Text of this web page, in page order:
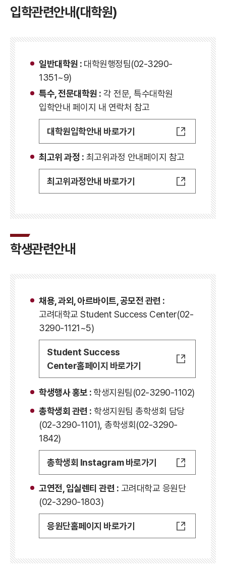
입학관련안내(대학원)
일반대학원 : 대학원행정팀(02-3290-
1351~9)
특수, 전문대학원 : 각 전문, 특수대학원
입학안내 페이지 내 연락처 참고
대학원입학안내 바로가기
최고위 과정 : 최고위과정 안내페이지 참고
최고위과정안내 바로가기
학생관련안내
채용, 과외, 아르바이트, 공모전 관련 :
고려대학교 Student Success Center(02-
3290-1121~5)
Student Success
Center홈페이지 바로가기
학생행사 홍보 :학생지원팀(02-3290-1102)
총학생회 관련 : 학생지원팀 총학생회 담당
(02-3290-1101), 총학생회(02-3290-
1842)
총학생회 Instagram 바로가기
고연전, 입실렌티 관련 : 고려대학교 응원단
(02-3290-1803)
응원단홈페이지 바로가기